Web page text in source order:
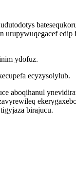
edip
ydofuz.
ecyzysolylub.
aboqihanul
birajucu.